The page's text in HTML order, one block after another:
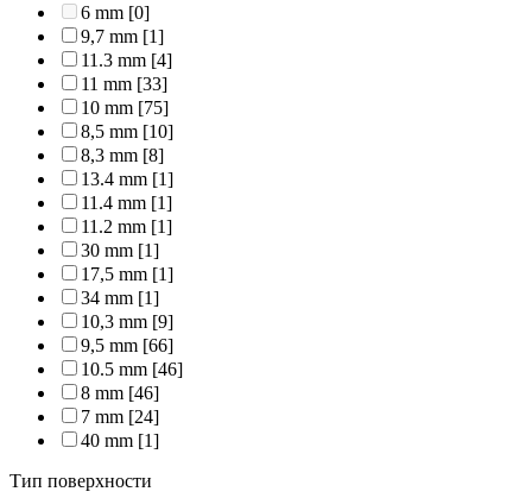
6 mm [0]
9,7 mm [1]
11.3 mm [4]
11 mm [33]
10 mm [75]
8,5 mm [10]
8,3 mm [8]
13.4 mm [1]
11.4 mm [1]
11.2 mm [1]
30 mm [1]
17,5 mm [1]
34 mm [1]
10,3 mm [9]
9,5 mm [66]
10.5 mm [46]
8 mm [46]
7 mm [24]
40 mm [1]
Тип поверхности